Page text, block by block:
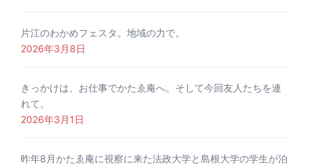
片江のわかめフェスタ。地域の力で。
2026年3月8日
きっかけは、お仕事でかたゑ庵へ。そして今回友人たちを連
れて。
2026年3月1日
昨年8月かたゑ庵に視察に来た法政大学と島根大学の学生が泊